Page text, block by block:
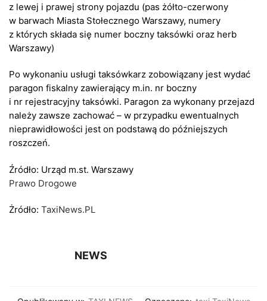
z lewej i prawej strony pojazdu (pas żółto-czerwony
w barwach Miasta Stołecznego Warszawy, numery
z których składa się numer boczny taksówki oraz herb
Warszawy)
Po wykonaniu usługi taksówkarz zobowiązany jest wydać
paragon fiskalny zawierający m.in. nr boczny
i nr rejestracyjny taksówki. Paragon za wykonany przejazd
należy zawsze zachować – w przypadku ewentualnych
nieprawidłowości jest on podstawą do późniejszych
roszczeń.
Źródło: Urząd m.st. Warszawy
Prawo Drogowe
Żródło: TaxiNews.PL
NEWS